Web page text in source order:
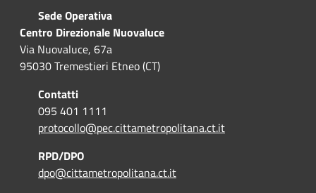
Sede Operativa
Centro Direzionale Nuovaluce
Via Nuovaluce, 67a
95030 Tremestieri Etneo (CT)
Contatti
095 401 1111
protocollo@pec.cittametropolitana.ct.it
RPD/DPO
dpo@cittametropolitana.ct.it